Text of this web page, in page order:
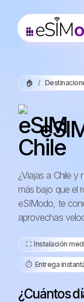
🏠
¿Viajas a Chile
más bajo que el
eSIModo, te
aprovechas
⛶️️ Instalación
⏱️️ Entrega
¿Cuántos